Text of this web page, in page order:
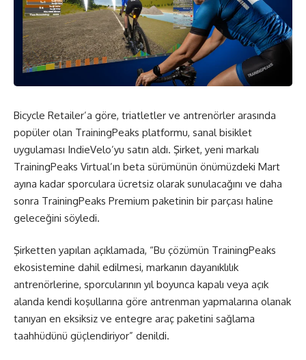
Bicycle Retailer’a göre, triatletler ve antrenörler arasında
popüler olan TrainingPeaks platformu, sanal bisiklet
uygulaması IndieVelo’yu satın aldı. Şirket, yeni markalı
TrainingPeaks Virtual’ın beta sürümünün önümüzdeki Mart
ayına kadar sporculara ücretsiz olarak sunulacağını ve daha
sonra TrainingPeaks Premium paketinin bir parçası haline
geleceğini söyledi.
Şirketten yapılan açıklamada, “Bu çözümün TrainingPeaks
ekosistemine dahil edilmesi, markanın dayanıklılık
antrenörlerine, sporcularının yıl boyunca kapalı veya açık
alanda kendi koşullarına göre antrenman yapmalarına olanak
tanıyan en eksiksiz ve entegre araç paketini sağlama
taahhüdünü güçlendiriyor” denildi.